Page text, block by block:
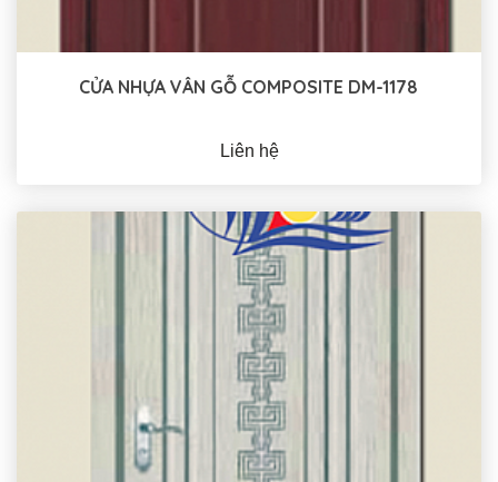
CỬA NHỰA VÂN GỖ COMPOSITE DM-1178
Liên hệ